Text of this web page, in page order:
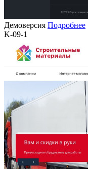
Демоверсия Подробнее
K-09-1